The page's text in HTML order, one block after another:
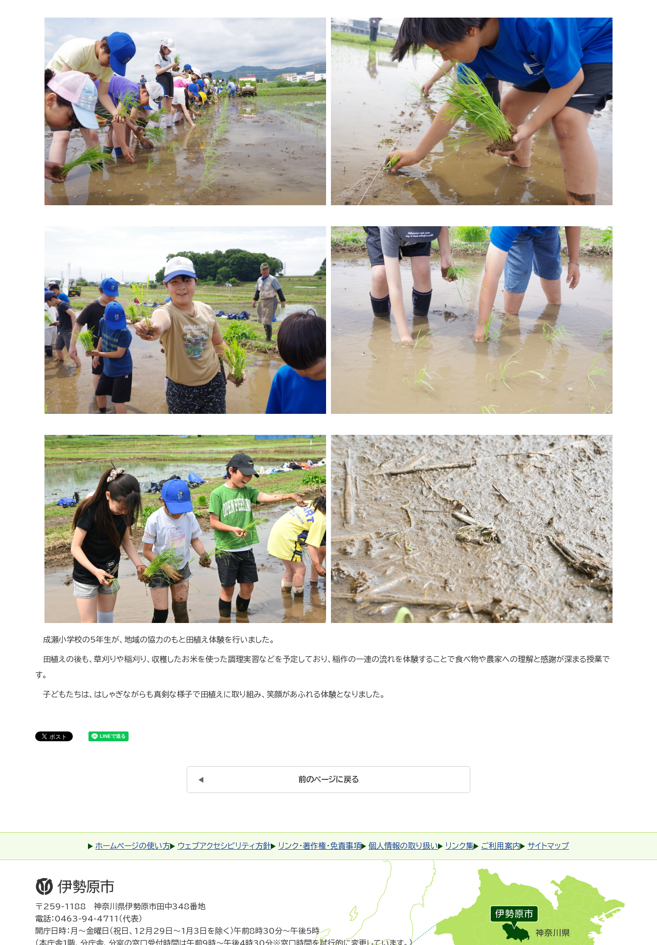
成瀬小学校の5年生が、地域の協力のもと田植え体験を行いました。
田植えの後も、草刈りや稲刈り、収穫したお米を使った調理実習などを予定しており、稲作の一連の流れを体験することで食べ物や農家への理解と感謝が深まる授業で
す。
子どもたちは、はしゃぎながらも真剣な様子で田植えに取り組み、笑顔があふれる体験となりました。
前のページに戻る
ホームページの使い方 ウェブアクセシビリティ方針 リンク・著作権・免責事項 個人情報の取り扱い リンク集 ご利用案内 サイトマップ
〒259-1188 神奈川県伊勢原市田中348番地
電話：0463-94-4711（代表）
開庁日時：月～金曜日（祝日、12月29日～1月3日を除く）午前8時30分～午後5時
（本庁舎1階、分庁舎、分室の窓口受付時間は午前9時～午後4時30分※窓口時間を試行的に変更しています。）